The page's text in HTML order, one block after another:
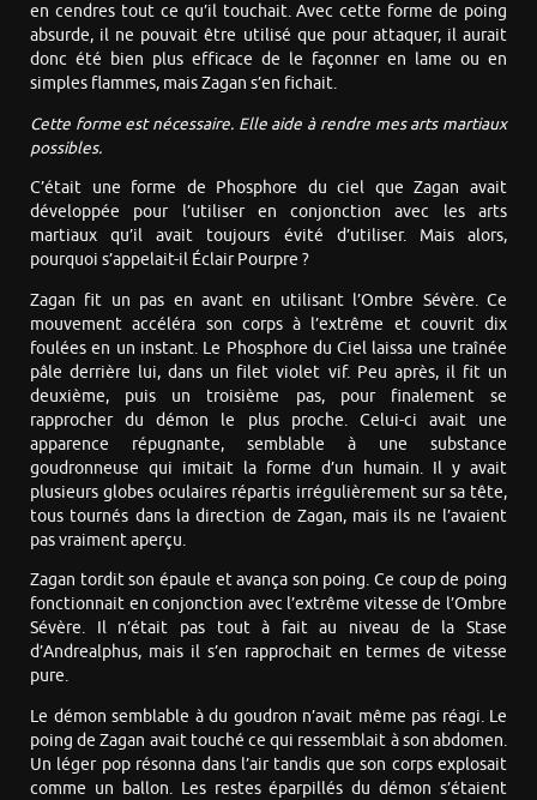
en cendres tout ce qu’il touchait. Avec cette forme de poing
absurde, il ne pouvait être utilisé que pour attaquer, il aurait
donc été bien plus efficace de le façonner en lame ou en
simples flammes, mais Zagan s’en fichait.
Cette forme est nécessaire. Elle aide à rendre mes arts martiaux
possibles.
C’était une forme de Phosphore du ciel que Zagan avait
développée pour l’utiliser en conjonction avec les arts
martiaux qu’il avait toujours évité d’utiliser. Mais alors,
pourquoi s’appelait-il Éclair Pourpre ?
Zagan fit un pas en avant en utilisant l’Ombre Sévère. Ce
mouvement accéléra son corps à l’extrême et couvrit dix
foulées en un instant. Le Phosphore du Ciel laissa une traînée
pâle derrière lui, dans un filet violet vif. Peu après, il fit un
deuxième, puis un troisième pas, pour finalement se
rapprocher du démon le plus proche. Celui-ci avait une
apparence répugnante, semblable à une substance
goudronneuse qui imitait la forme d’un humain. Il y avait
plusieurs globes oculaires répartis irrégulièrement sur sa tête,
tous tournés dans la direction de Zagan, mais ils ne l’avaient
pas vraiment aperçu.
Zagan tordit son épaule et avança son poing. Ce coup de poing
fonctionnait en conjonction avec l’extrême vitesse de l’Ombre
Sévère. Il n’était pas tout à fait au niveau de la Stase
d’Andrealphus, mais il s’en rapprochait en termes de vitesse
pure.
Le démon semblable à du goudron n’avait même pas réagi. Le
poing de Zagan avait touché ce qui ressemblait à son abdomen.
Un léger pop résonna dans l’air tandis que son corps explosait
comme un ballon. Les restes éparpillés du démon s’étaient